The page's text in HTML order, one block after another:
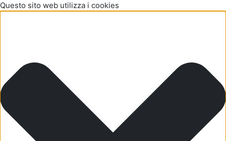
Questo sito web utilizza i cookies